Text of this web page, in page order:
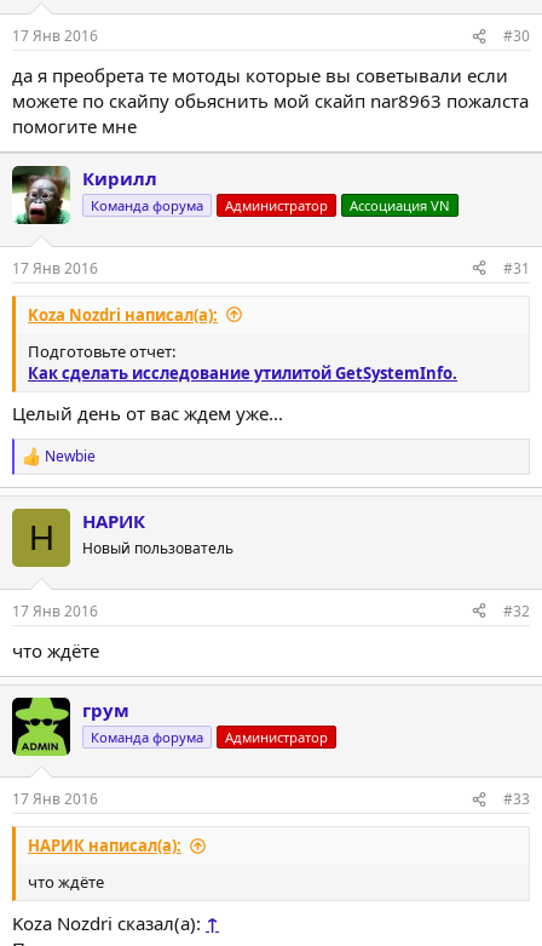
17 Янв 2016 #30
да я преобрета те мотоды которые вы советывали если
можете по скайпу обьяснить мой скайп nar8963 пожалста
помогите мне
Кирилл
Команда форума Администратор Ассоциация VN
17 Янв 2016 #31
Koza Nozdri написал(а):
Подготовьте отчет:
Как сделать исследование утилитой GetSystemInfo.
Целый день от вас ждем уже...
Р
е
Newbie
Н НАРИК
Новый пользователь
17 Янв 2016 #32
что ждёте
грум
Команда форума Администратор
17 Янв 2016 #33
НАРИК написал(а):
что ждёте
Koza Nozdri сказал(а): ↑